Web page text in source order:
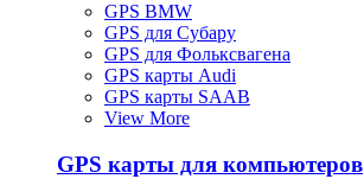
GPS BMW
GPS для Субару
GPS для Фольксвагена
GPS карты Audi
GPS карты SAAB
View More
GPS карты для компьютеров